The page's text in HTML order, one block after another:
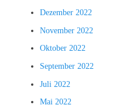
Dezember 2022
November 2022
Oktober 2022
September 2022
Juli 2022
Mai 2022